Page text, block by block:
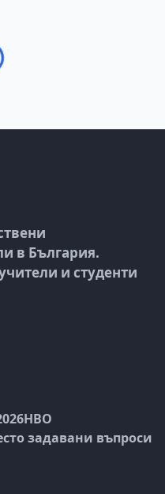
в България.
и студенти
НВО
задавани въпроси